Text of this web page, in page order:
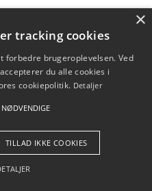
om
Betingelser
×
tracking cookies
forbedre brugeroplevelsen. Ved
du alle cookies i
cookiepolitik. Detaljer
NØDVENDIGE
TILLAD IKKE COOKIES